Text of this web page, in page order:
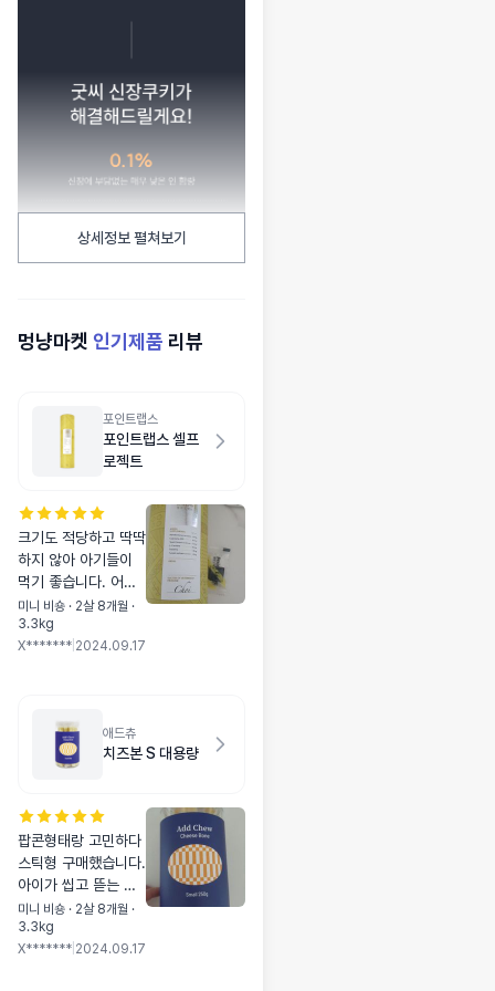
상세정보 펼쳐보기
멍냥마켓 인기제품 리뷰
포인트랩스
포인트랩스 셀프
로젝트
크기도 적당하고 딱딱
하지 않아 아기들이
먹기 좋습니다. 어릴
때 잘 먹어서 9개월
인 지금도 계속 잘 먹
이고 있습니다.
미니 비숑 · 2살 8개월 ·
3.3kg
X******* 2024.09.17
애드츄
치즈본 S 대용량
팝콘형태랑 고민하다
스틱형 구매했습니다.
아이가 씹고 뜯는 걸
워낙 좋아해서 스틱형
아주 만족스럽습니다.
미니 비숑 · 2살 8개월 ·
3.3kg
X******* 2024.09.17